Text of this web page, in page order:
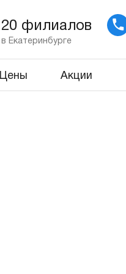
20 филиалов
в Екатеринбурге
Цены Акции